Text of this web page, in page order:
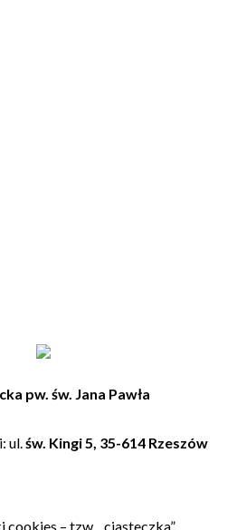
pw. św. Jana Pawła
ul.św. Kingi 5, 35-614 Rzeszów
– tzw. „ciasteczka”.